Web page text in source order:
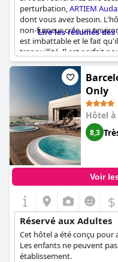
perturbation,ARTIEM
dont vous avez besoin.
non-fumeur crée un
est imbattable et le fait
tranquillité. Il est parfait
des activités récréatives
dispose d'un fantastique
consacre à assurer votre
tous ceux qui recherchent
séjour.
Lire les résumés
Only
Hôtel à
8,3
Voir
$
Réservé aux Adultes
Cet hôtel a été conçu pour
Les enfants ne peuvent
établissement.